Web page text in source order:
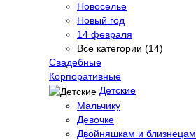
Новоселье
Новый год
14 февраля
Все категории (14)
Свадебные
Корпоративные
Детские
Мальчику
Девочке
Двойняшкам и близнецам